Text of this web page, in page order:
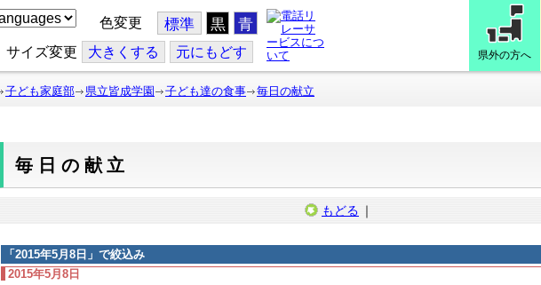
色変更 標準 黒 青
サイズ変更 大きくする 元にもどす 県外の方へ
子ども家庭部 県立皆成学園 子ども達の食事 毎日の献立
毎日の献立
もどる ｜
「 2015年5月8日 」で絞込み
2015年5月8日